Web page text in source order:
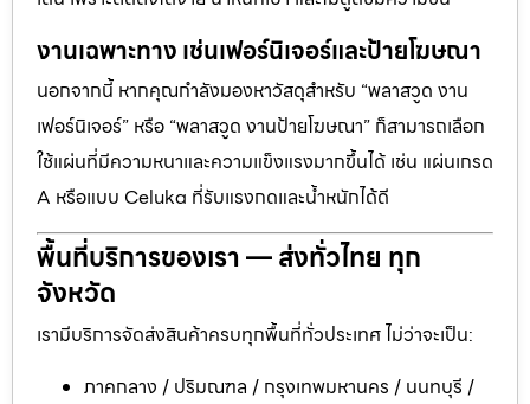
งานเฉพาะทาง เช่นเฟอร์นิเจอร์และป้ายโฆษณา
นอกจากนี้ หากคุณกำลังมองหาวัสดุสำหรับ “พลาสวูด งาน
เฟอร์นิเจอร์” หรือ “พลาสวูด งานป้ายโฆษณา” ก็สามารถเลือก
ใช้แผ่นที่มีความหนาและความแข็งแรงมากขึ้นได้ เช่น แผ่นเกรด
A หรือแบบ Celuka ที่รับแรงกดและน้ำหนักได้ดี
พื้นที่บริการของเรา — ส่งทั่วไทย ทุก
จังหวัด
เรามีบริการจัดส่งสินค้าครบทุกพื้นที่ทั่วประเทศ ไม่ว่าจะเป็น:
ภาคกลาง / ปริมณฑล / กรุงเทพมหานคร / นนทบุรี /